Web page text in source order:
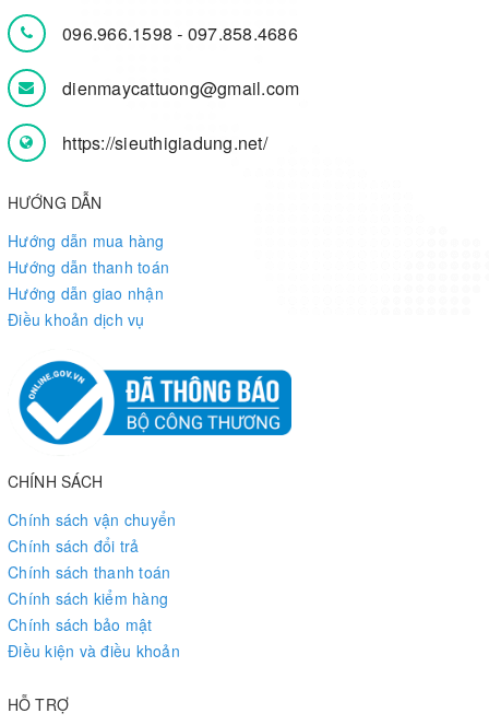
096.966.1598- 097.858.4686
dienmaycattuong@gmail.com
https://sieuthigiadung.net/
HƯỚNG DẪN
Hướng dẫn mua hàng
Hướng dẫn thanh toán
Hướng dẫn giao nhận
Điều khoản dịch vụ
CHÍNH SÁCH
Chính sách vận chuyển
Chính sách đổi trả
Chính sách thanh toán
Chính sách kiểm hàng
Chính sách bảo mật
Điều kiện và điều khoản
HỖ TRỢ